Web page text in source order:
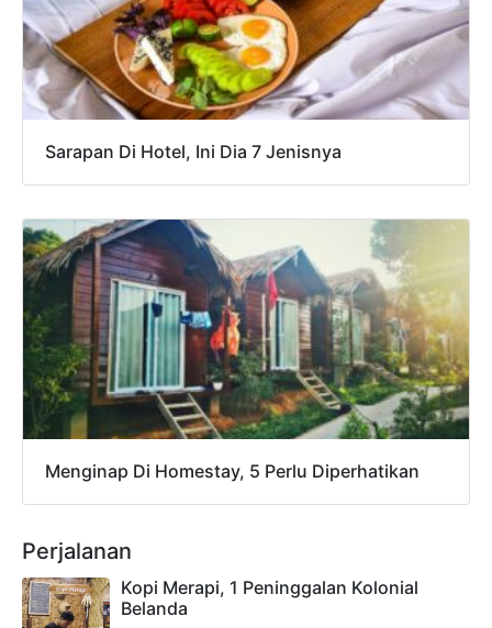
Sarapan Di Hotel, Ini Dia 7 Jenisnya
Menginap Di Homestay, 5 Perlu Diperhatikan
Perjalanan
Kopi Merapi, 1 Peninggalan Kolonial
Belanda